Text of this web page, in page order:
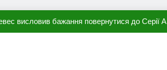
висловив бажання повернутися до Серії А